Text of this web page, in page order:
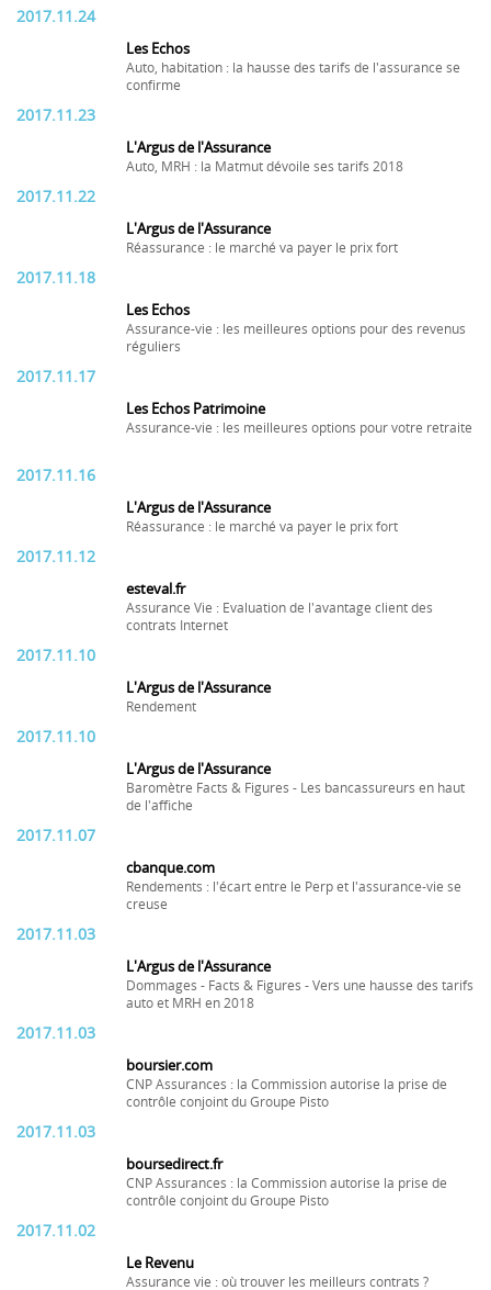
2017.11.24
Les Echos
Auto, habitation : la hausse des tarifs de l'assurance se
confirme
2017.11.23
L'Argus de l'Assurance
Auto, MRH : la Matmut dévoile ses tarifs 2018
2017.11.22
L'Argus de l'Assurance
Réassurance : le marché va payer le prix fort
2017.11.18
Les Echos
Assurance-vie : les meilleures options pour des revenus
réguliers
2017.11.17
Les Echos Patrimoine
Assurance-vie : les meilleures options pour votre retraite
2017.11.16
L'Argus de l'Assurance
Réassurance : le marché va payer le prix fort
2017.11.12
esteval.fr
Assurance Vie : Evaluation de l'avantage client des
contrats Internet
2017.11.10
L'Argus de l'Assurance
Rendement
2017.11.10
L'Argus de l'Assurance
Baromètre Facts & Figures - Les bancassureurs en haut
de l'affiche
2017.11.07
cbanque.com
Rendements : l'écart entre le Perp et l'assurance-vie se
creuse
2017.11.03
L'Argus de l'Assurance
Dommages - Facts & Figures - Vers une hausse des tarifs
auto et MRH en 2018
2017.11.03
boursier.com
CNP Assurances : la Commission autorise la prise de
contrôle conjoint du Groupe Pisto
2017.11.03
boursedirect.fr
CNP Assurances : la Commission autorise la prise de
contrôle conjoint du Groupe Pisto
2017.11.02
Le Revenu
Assurance vie : où trouver les meilleurs contrats ?